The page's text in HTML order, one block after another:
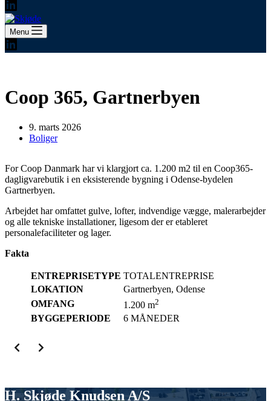
Menu
Coop 365, Gartnerbyen
9. marts 2026
Boliger
For Coop Danmark har vi klargjort ca. 1.200 m2 til en Coop365-
dagligvarebutik i en eksisterende bygning i Odense-bydelen
Gartnerbyen.
Arbejdet har omfattet gulve, lofter, indvendige vægge, malerarbejder
og alle tekniske installationer, ligesom der er etableret
personalefaciliteter og lager.
Fakta
ENTREPRISETYPE TOTALENTREPRISE
LOKATION
Gartnerbyen, Odense
OMFANG
1.200 m2
BYGGEPERIODE 6 MÅNEDER
H. Skjøde Knudsen A/S